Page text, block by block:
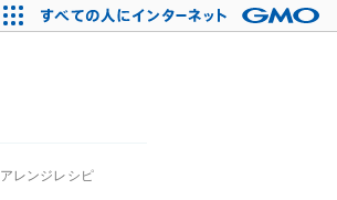
レンジレシピ